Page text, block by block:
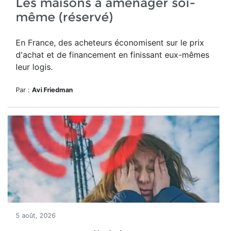
même (réservé)
En France, des acheteurs économisent sur le prix
d'achat et de financement en finissant eux-mêmes
leur logis.
Par : Avi Friedman
5 août, 2026